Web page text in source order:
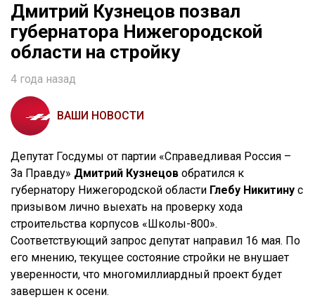
Дмитрий Кузнецов позвал
губернатора Нижегородской
области на стройку
4 года назад
ВАШИ НОВОСТИ
Депутат Госдумы от партии «Справедливая Россия –
За Правду» Дмитрий Кузнецов обратился к
губернатору Нижегородской области Глебу Никитину с
призывом лично выехать на проверку хода
строительства корпусов «Школы-800».
Соответствующий запрос депутат направил 16 мая. По
его мнению, текущее состояние стройки не внушает
уверенности, что многомиллиардный проект будет
завершен к осени.